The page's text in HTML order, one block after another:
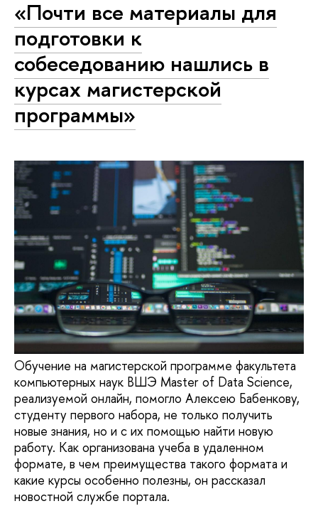
«Почти все материалы для
подготовки к
собеседованию нашлись в
курсах магистерской
программы»
Обучение на магистерской программе факультета
компьютерных наук ВШЭ Master of Data Science,
реализуемой онлайн, помогло Алексею Бабенкову,
студенту первого набора, не только получить
новые знания, но и с их помощью найти новую
работу. Как организована учеба в удаленном
формате, в чем преимущества такого формата и
какие курсы особенно полезны, он рассказал
новостной службе портала.